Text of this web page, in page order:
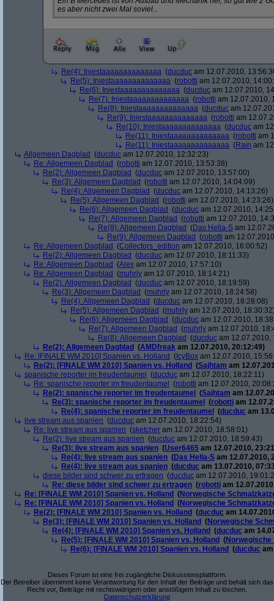
es aber nicht zwei Mal soviel...
Re(4): Iniestaaaaaaaaaaaaaa (ducduc am 12.07.2010,
Re(5): Iniestaaaaaaaaaaaaaa (robotti am 12.07.2010,
Re(6): Iniestaaaaaaaaaaaaaa (ducduc am 12.07.2010,
Re(7): Iniestaaaaaaaaaaaaaa (robotti am 12.07.2010,
Re(8): Iniestaaaaaaaaaaaaaa (ducduc am
Re(9): Iniestaaaaaaaaaaaaaa (robotti am
Re(10): Iniestaaaaaaaaaaaaaa (ducduc am
Re(11): Iniestaaaaaaaaaaaaaa (robotti am
Re(11): Iniestaaaaaaaaaaaaaa (Rain am
Allgemeen Dagblad (ducduc am 12.07.2010, 12:32:23)
Re: Allgemeen Dagblad (robotti am 12.07.2010, 13:53:38)
Re(2): Allgemeen Dagblad (ducduc am 12.07.2010, 13:57:00)
Re(3): Allgemeen Dagblad (robotti am 12.07.2010, 14:04:09)
Re(4): Allgemeen Dagblad (ducduc am 12.07.2010, 14:13:26)
Re(5): Allgemeen Dagblad (robotti am 12.07.2010, 14:23:26)
Re(6): Allgemeen Dagblad (ducduc am 12.07.2010,
Re(7): Allgemeen Dagblad (robotti am 12.07.2010,
Re(8): Allgemeen Dagblad (Das Hella-S am
Re(9): Allgemeen Dagblad (robotti am
Re: Allgemeen Dagblad (Collectors_edition am 12.07.2010, 16:00:52)
Re(2): Allgemeen Dagblad (ducduc am 12.07.2010, 18:11:33)
Re: Allgemeen Dagblad (Alex am 12.07.2010, 17:57:10)
Re: Allgemeen Dagblad (muhrly am 12.07.2010, 18:14:21)
Re(2): Allgemeen Dagblad (ducduc am 12.07.2010, 18:19:59)
Re(3): Allgemeen Dagblad (muhrly am 12.07.2010, 18:24:58)
Re(4): Allgemeen Dagblad (ducduc am 12.07.2010, 18:28:08)
Re(5): Allgemeen Dagblad (muhrly am 12.07.2010,
Re(6): Allgemeen Dagblad (ducduc am 12.07.2010,
Re(7): Allgemeen Dagblad (muhrly am 12.07.2010,
Re(8): Allgemeen Dagblad (ducduc am 12.07.2010,
Re(2): Allgemeen Dagblad (AMDfreak am 12.07.2010, 20:12:49)
Re: [FINALE WM 2010] Spanien vs. Holland ( IcyBox am 12.07.2010,
Re(2): [FINALE WM 2010] Spanien vs. Holland (Sajhtam am
spanische reporter im freudentaumel
(ducduc am 12.07.2010, 18:22:11)
Re: spanische reporter im freudentaumel
(robotti am 12.07.2010,
Re(2): spanische reporter im freudentaumel
(Sajhtam am
Re(3): spanische reporter im freudentaumel
(robotti am
Re(4): spanische reporter im freudentaumel
(ducduc am
live stream aus spanien (ducduc am 12.07.2010, 18:22:54)
Re: live stream aus spanien (sketcher am 12.07.2010, 18:58:01)
Re(2): live stream aus spanien (ducduc am 12.07.2010, 18:59:43)
Re(3): live stream aus spanien (User6465 am 12.07.2010,
Re(4): live stream aus spanien (Das Hella-S am 12.07.2010,
Re(4): live stream aus spanien (ducduc am 13.07.2010,
diese bilder sind schwer zu ertragen (ducduc am 12.07.2010,
Re: diese bilder sind schwer zu ertragen (robotti am
Re: [FINALE WM 2010] Spanien vs. Holland (Norwegische
Re: [FINALE WM 2010] Spanien vs. Holland (Norwegische
Re(2): [FINALE WM 2010] Spanien vs. Holland (ducduc am
Re(3): [FINALE WM 2010] Spanien vs. Holland (Norwegische
Re(4): [FINALE WM 2010] Spanien vs. Holland (ducduc am
Re(5): [FINALE WM 2010] Spanien vs. Holland (
Re(6): [FINALE WM 2010] Spanien vs. Holland (ducduc
Dieses Forum ist eine frei zugängliche Diskussionsplattform.
Der Betreiber übernimmt keine Verantwortung für den Inhalt der Beiträge und behält sich das
Recht vor, Beiträge mit rechtswidrigem oder anstößigem Inhalt zu löschen.
Datenschutzerklärung